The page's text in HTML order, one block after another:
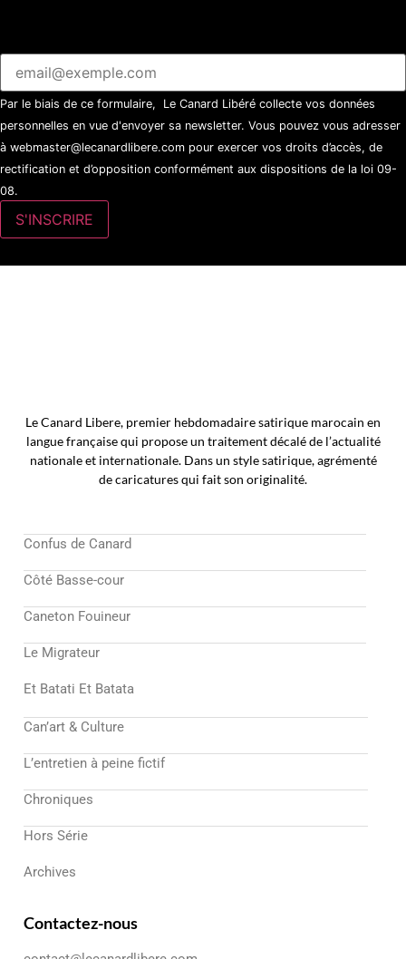
Par le biais de ce formulaire, Le Canard Libéré collecte vos données
personnelles en vue d'envoyer sa newsletter. Vous pouvez vous adresser
à webmaster@lecanardlibere.com pour exercer vos droits d’accès, de
rectification et d’opposition conformément aux dispositions de la loi 09-
08.
Le Canard Libere, premier hebdomadaire satirique marocain en
langue française qui propose un traitement décalé de l’actualité
nationale et internationale. Dans un style satirique, agrémenté
de caricatures qui fait son originalité.
Confus de Canard
Côté Basse-cour
Caneton Fouineur
Le Migrateur
Et Batati Et Batata
Can’art & Culture
L’entretien à peine fictif
Chroniques
Hors Série
Archives
Contactez-nous